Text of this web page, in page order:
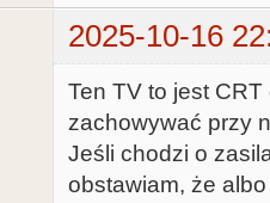
2025-10-16
Ten TV to jest
zachowywać przy
Jeśli chodzi o
obstawiam, że